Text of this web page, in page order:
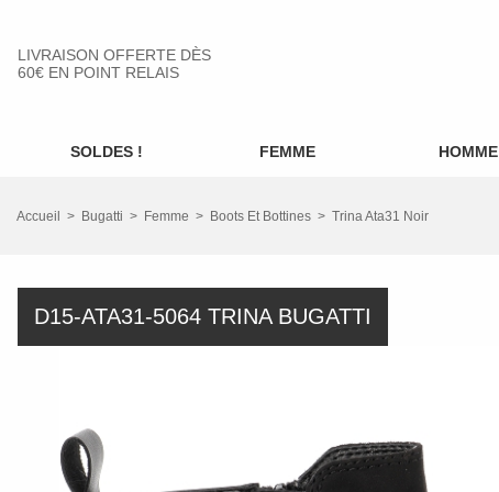
LIVRAISON OFFERTE DÈS
60€ EN POINT RELAIS
SOLDES ! FEMME HOMME
Accueil Bugatti Femme Boots Et Bottines Trina Ata31 Noir
D15-ATA31-5064 TRINA BUGATTI